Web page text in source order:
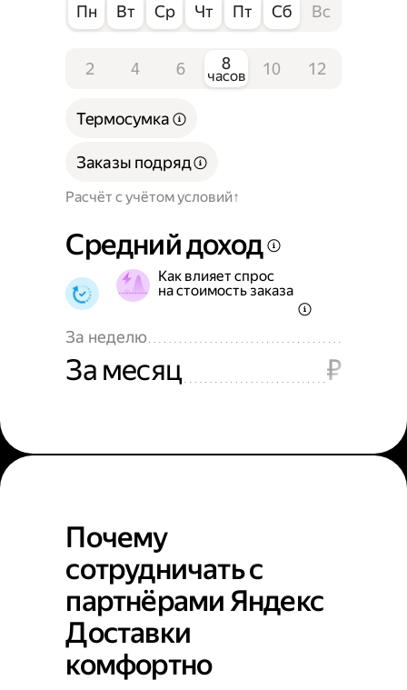
Пн Вт Ср Чт Пт Сб Вс
2 4 6 8
часов 10 12
Расчёт с учётом условий
Термосумка
Заказы подряд
Средний доход
Как влияет спрос
на стоимость заказа
За неделю
За месяц ₽
Почему
сотрудничать с
партнёрами Яндекс
Доставки
комфортно